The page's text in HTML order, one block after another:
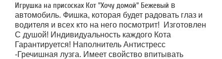
Игрушка на присосках Кот "Хочу домой" Бежевый в
автомобиль. Фишка, которая будет радовать глаз и
водителя и всех кто на него посмотрит! Изготовлен
С душой! Индивидуальность каждого Кота
Гарантируется! Наполнитель Антистресс
-Гречишная лузга. Имеет свойство впитывать